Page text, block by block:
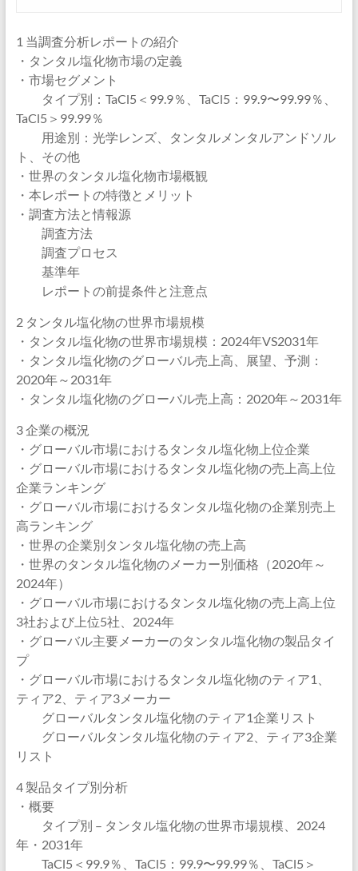
1 当調査分析レポートの紹介
・タンタル塩化物市場の定義
・市場セグメント
タイプ別：TaCl5＜99.9％、TaCl5：99.9〜99.99％、
TaCl5＞99.99％
用途別：光学レンズ、タンタルメンタルアンドソル
ト、その他
・世界のタンタル塩化物市場概観
・本レポートの特徴とメリット
・調査方法と情報源
調査方法
調査プロセス
基準年
レポートの前提条件と注意点
2 タンタル塩化物の世界市場規模
・タンタル塩化物の世界市場規模：2024年VS2031年
・タンタル塩化物のグローバル売上高、展望、予測：
2020年～2031年
・タンタル塩化物のグローバル売上高：2020年～2031年
3 企業の概況
・グローバル市場におけるタンタル塩化物上位企業
・グローバル市場におけるタンタル塩化物の売上高上位
企業ランキング
・グローバル市場におけるタンタル塩化物の企業別売上
高ランキング
・世界の企業別タンタル塩化物の売上高
・世界のタンタル塩化物のメーカー別価格（2020年～
2024年）
・グローバル市場におけるタンタル塩化物の売上高上位
3社および上位5社、2024年
・グローバル主要メーカーのタンタル塩化物の製品タイ
プ
・グローバル市場におけるタンタル塩化物のティア1、
ティア2、ティア3メーカー
グローバルタンタル塩化物のティア1企業リスト
グローバルタンタル塩化物のティア2、ティア3企業
リスト
4 製品タイプ別分析
・概要
タイプ別 – タンタル塩化物の世界市場規模、2024
年・2031年
TaCl5＜99.9％、TaCl5：99.9〜99.99％、TaCl5＞